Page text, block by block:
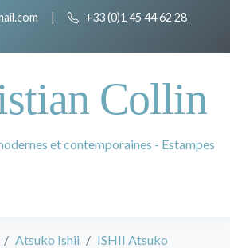
| +33 (0)1 45 44 62 28
Collin
et contemporaines - Estampes
Atsuko Ishii ISHII Atsuko